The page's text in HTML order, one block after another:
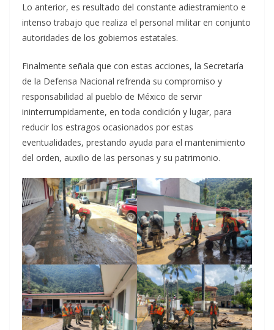
Lo anterior, es resultado del constante adiestramiento e
intenso trabajo que realiza el personal militar en conjunto
autoridades de los gobiernos estatales.
Finalmente señala que con estas acciones, la Secretaría
de la Defensa Nacional refrenda su compromiso y
responsabilidad al pueblo de México de servir
ininterrumpidamente, en toda condición y lugar, para
reducir los estragos ocasionados por estas
eventualidades, prestando ayuda para el mantenimiento
del orden, auxilio de las personas y su patrimonio.